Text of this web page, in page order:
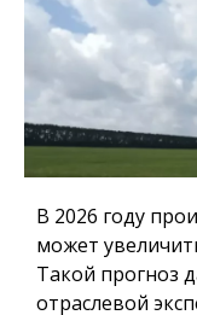
В 2026 году
может
Такой прогноз
отраслевой